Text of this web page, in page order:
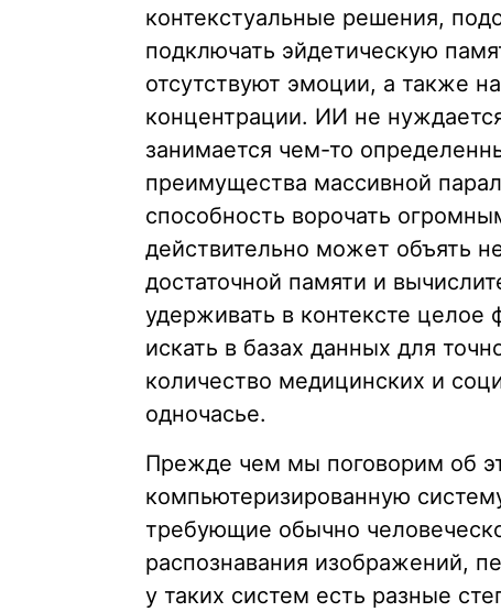
контекстуальные решения,
подключать эйдетическую
отсутствуют эмоции, а также
концентрации. ИИ не
занимается чем-то
преимущества массивной
способность ворочать
действительно может объять
достаточной памяти и
удерживать в контексте
искать в базах данных для
количество медицинских и
одночасье.
Прежде чем мы поговорим об
компьютеризированную
требующие обычно
распознавания изображений,
у таких систем есть разные